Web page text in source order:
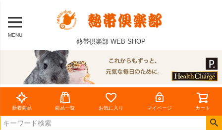
MENU
熱帯倶楽部 WEB SHOP
新着商品 商品一覧 お気に入り マイページ カート